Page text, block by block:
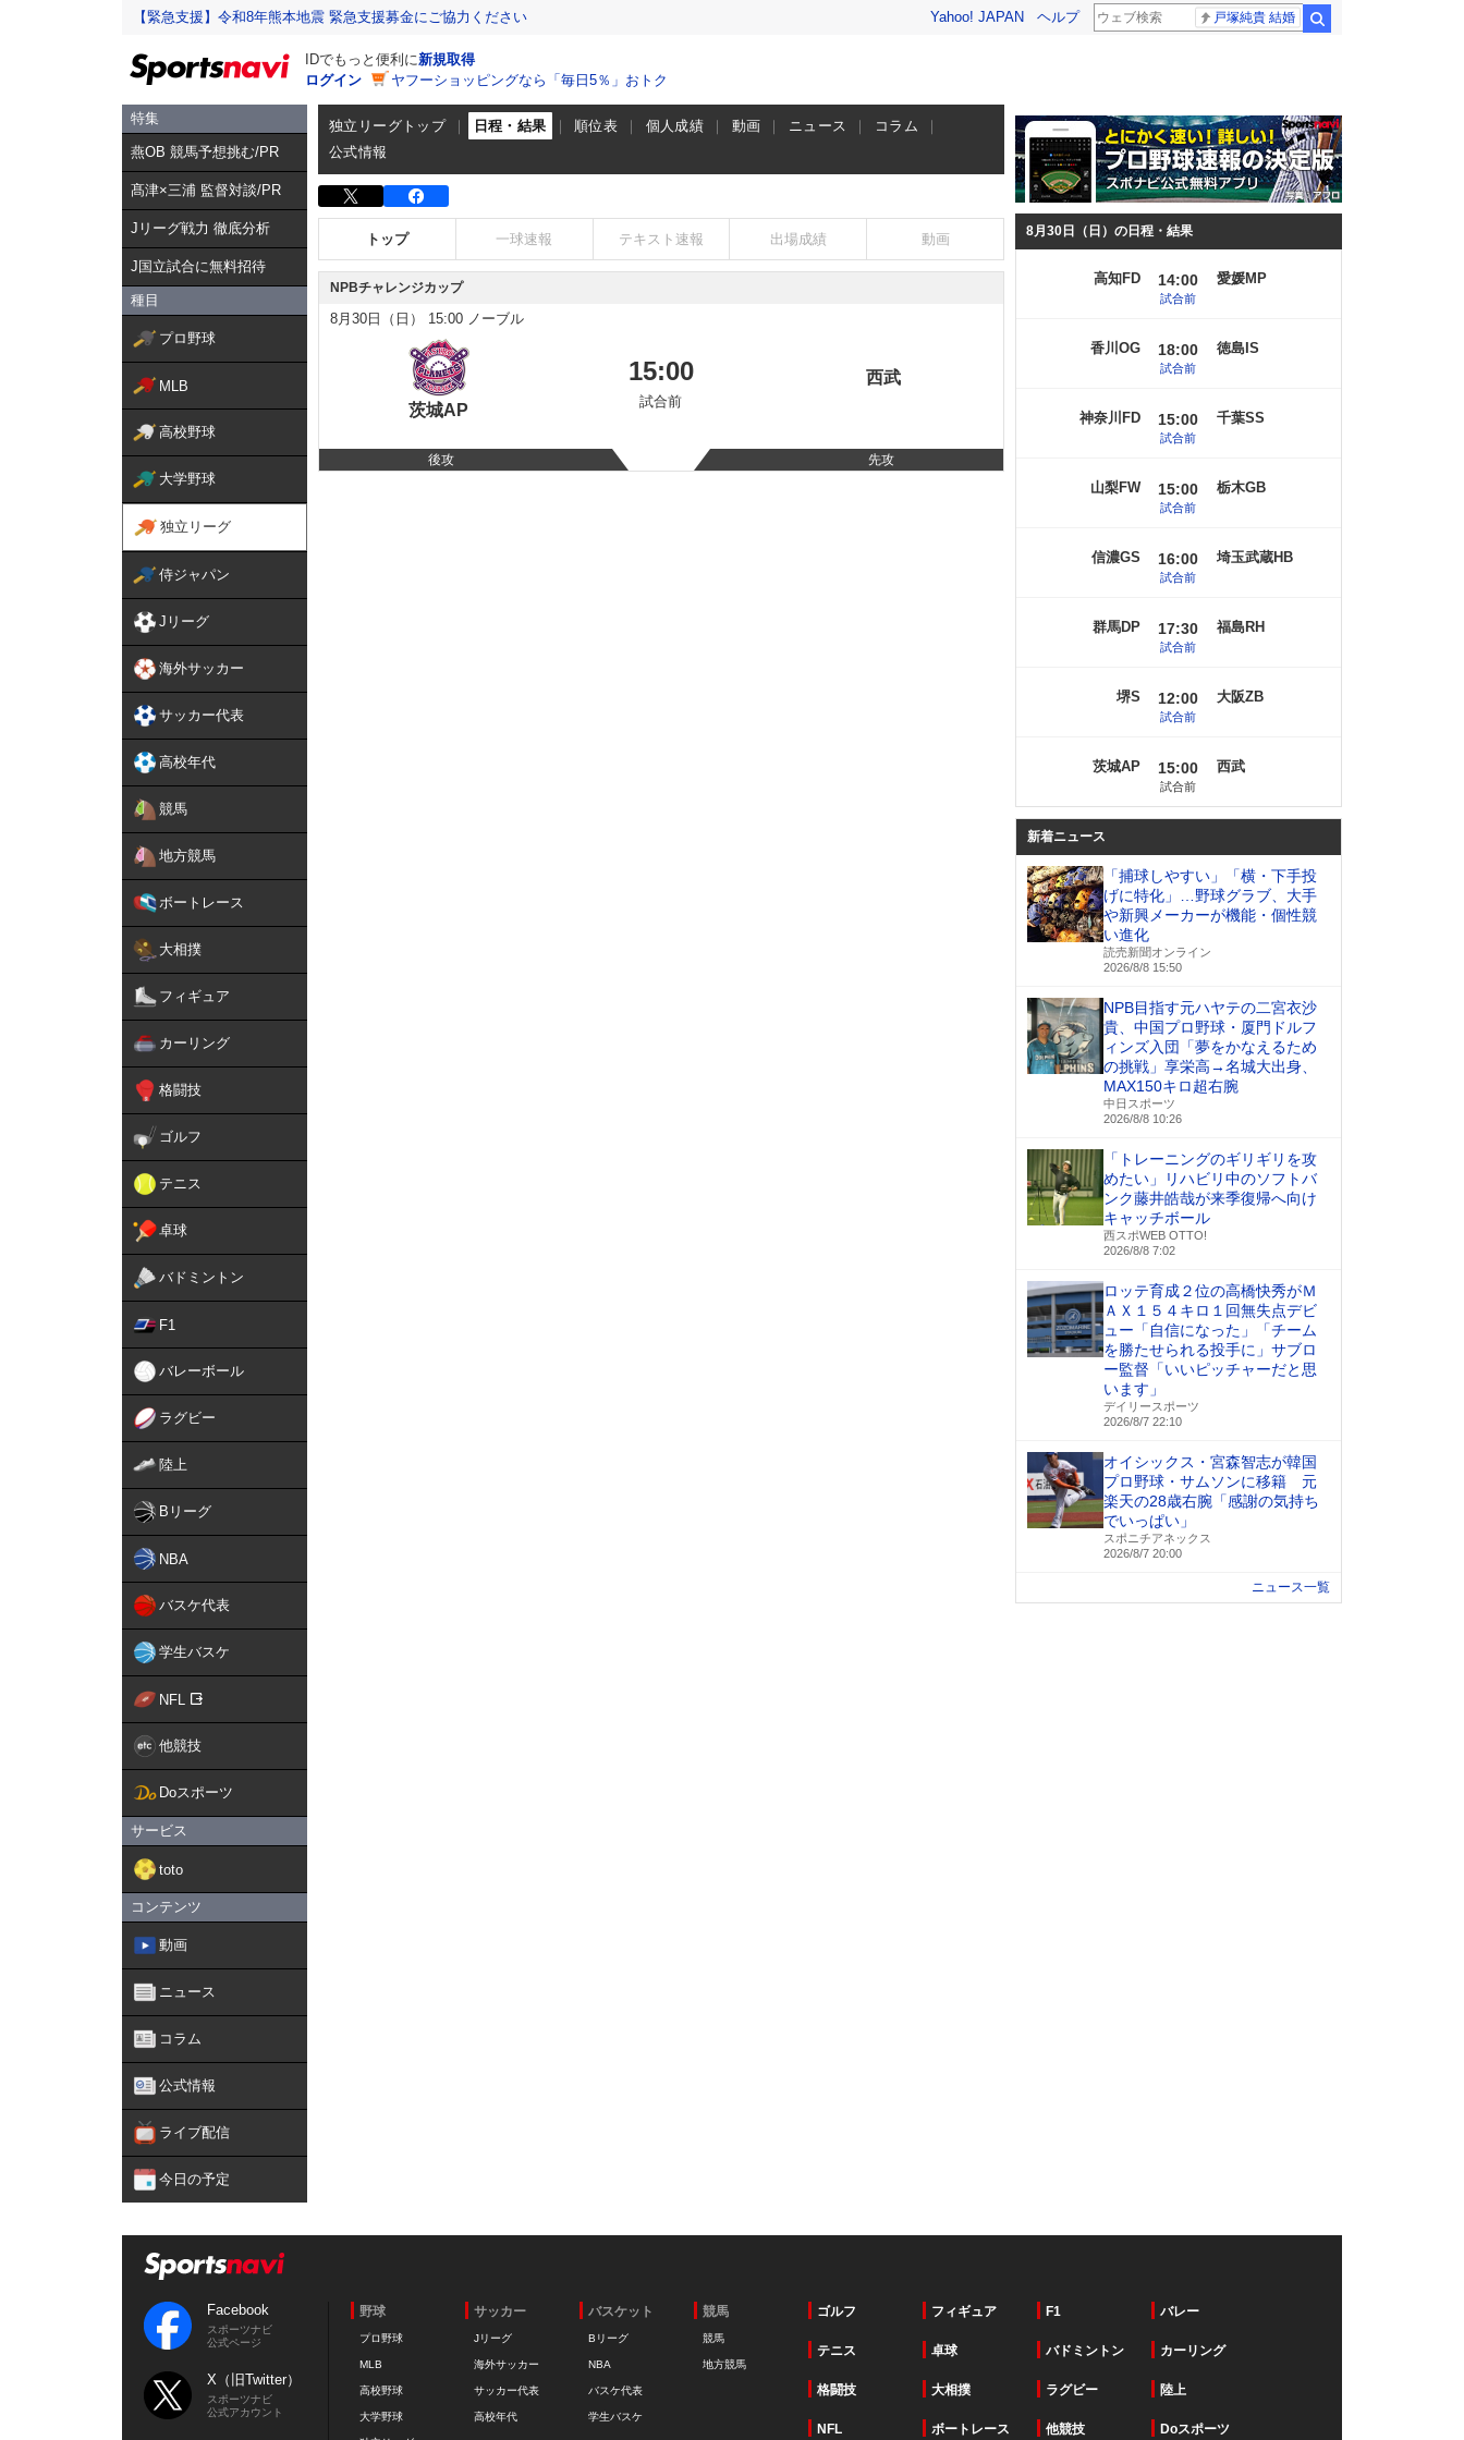
【緊急支援】令和8年熊本地震 緊急支援募金にご協力ください Yahoo! JAPAN ヘルプ 戸塚純貴 結婚
IDでもっと便利に新規取得
ログイン
ヤフーショッピングなら「毎日5％」おトク
特集
燕OB 競馬予想挑む/PR
髙津×三浦 監督対談/PR
Jリーグ戦力 徹底分析
J国立試合に無料招待
種目
プロ野球
MLB
高校野球
大学野球
独立リーグ
侍ジャパン
Jリーグ
海外サッカー
サッカー代表
高校年代
競馬
地方競馬
ボートレース
大相撲
フィギュア
カーリング
格闘技
ゴルフ
テニス
卓球
バドミントン
F1
バレーボール
ラグビー
陸上
Bリーグ
NBA
バスケ代表
学生バスケ
NFL
他競技
Doスポーツ
サービス
toto
コンテンツ
動画
ニュース
コラム
公式情報
ライブ配信
今日の予定
独立リーグトップ 日程・結果 順位表 個人成績 動画 ニュース
コラム
公式情報
トップ 一球速報 テキスト速報 出場成績 動画
NPBチャレンジカップ
8月30日（日） 15:00 ノーブル
茨城AP
15:00
試合前
西武
後攻 先攻
8月30日（日）の日程・結果
高知FD 14:00
試合前
愛媛MP
香川OG 18:00
試合前
徳島IS
神奈川FD 15:00
試合前
千葉SS
山梨FW 15:00
試合前
栃木GB
信濃GS 16:00
試合前
埼玉武蔵HB
群馬DP 17:30
試合前
福島RH
堺S 12:00
試合前
大阪ZB
茨城AP 15:00
試合前
西武
新着ニュース
「捕球しやすい」「横・下手投
げに特化」…野球グラブ、大手
や新興メーカーが機能・個性競
い進化
読売新聞オンライン
2026/8/8 15:50
NPB目指す元ハヤテの二宮衣沙
貴、中国プロ野球・厦門ドルフ
ィンズ入団「夢をかなえるため
の挑戦」享栄高→名城大出身、
MAX150キロ超右腕
中日スポーツ
2026/8/8 10:26
「トレーニングのギリギリを攻
めたい」リハビリ中のソフトバ
ンク藤井皓哉が来季復帰へ向け
キャッチボール
西スポWEB OTTO!
2026/8/8 7:02
ロッテ育成２位の高橋快秀がＭ
ＡＸ１５４キロ１回無失点デビ
ュー「自信になった」「チーム
を勝たせられる投手に」サブロ
ー監督「いいピッチャーだと思
います」
デイリースポーツ
2026/8/7 22:10
オイシックス・宮森智志が韓国
プロ野球・サムソンに移籍 元
楽天の28歳右腕「感謝の気持ち
でいっぱい」
スポニチアネックス
2026/8/7 20:00
ニュース一覧
Facebook
スポーツナビ
公式ページ
X（旧Twitter）
スポーツナビ
公式アカウント
野球
プロ野球
MLB
高校野球
大学野球
サッカー
Jリーグ
海外サッカー
サッカー代表
高校年代
バスケット
Bリーグ
NBA
バスケ代表
学生バスケ
競馬
競馬
地方競馬
ゴルフ フィギュア F1 バレー
テニス 卓球 バドミントン カーリング
格闘技 大相撲 ラグビー 陸上
NFL ボートレース 他競技 Doスポーツ